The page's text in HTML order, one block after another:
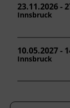
Leitung
Abschluss
23.11.2026 -
Innsbruck
10.05.2027 -
Innsbruck